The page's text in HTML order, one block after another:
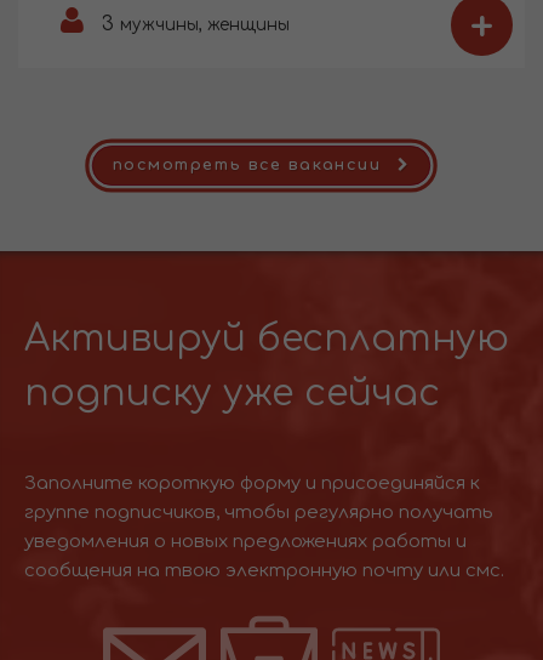
3 мужчины, женщины +
посмотреть все вакансии
Активируй бесплатную
подписку уже сейчас
Заполните короткую форму и присоединяйся к
группе подписчиков, чтобы регулярно получать
уведомления о новых предложениях работы и
сообщения на твою электронную почту или смс.